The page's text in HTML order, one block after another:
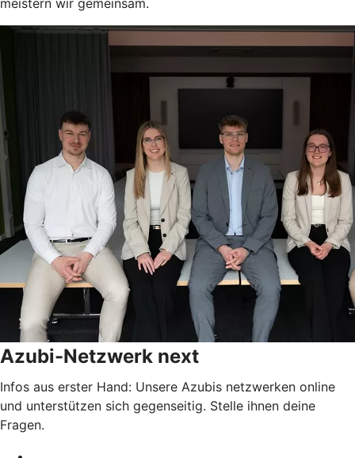
meistern wir gemeinsam.
Azubi-Netzwerk next
Infos aus erster Hand: Unsere Azubis netzwerken online
und unterstützen sich gegenseitig. Stelle ihnen deine
Fragen.